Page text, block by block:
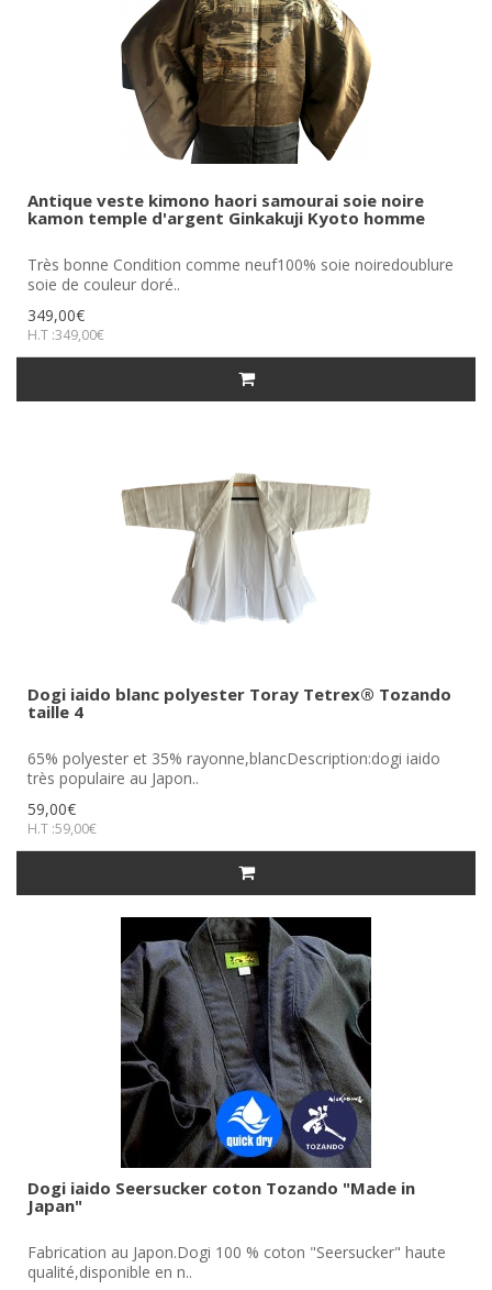
Antique veste kimono haori samourai soie noire
kamon temple d'argent Ginkakuji Kyoto homme
Très bonne Condition comme neuf100% soie noiredoublure
soie de couleur doré..
349,00€
H.T :349,00€
Dogi iaido blanc polyester Toray Tetrex® Tozando
taille 4
65% polyester et 35% rayonne,blancDescription:dogi iaido
très populaire au Japon..
59,00€
H.T :59,00€
Dogi iaido Seersucker coton Tozando "Made in
Japan"
Fabrication au Japon.Dogi 100 % coton "Seersucker" haute
qualité,disponible en n..